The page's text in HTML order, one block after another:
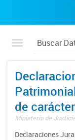
de
Ministerio de
Declaraciones